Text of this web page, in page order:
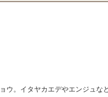
ウ。イタヤカエデやエンジュ